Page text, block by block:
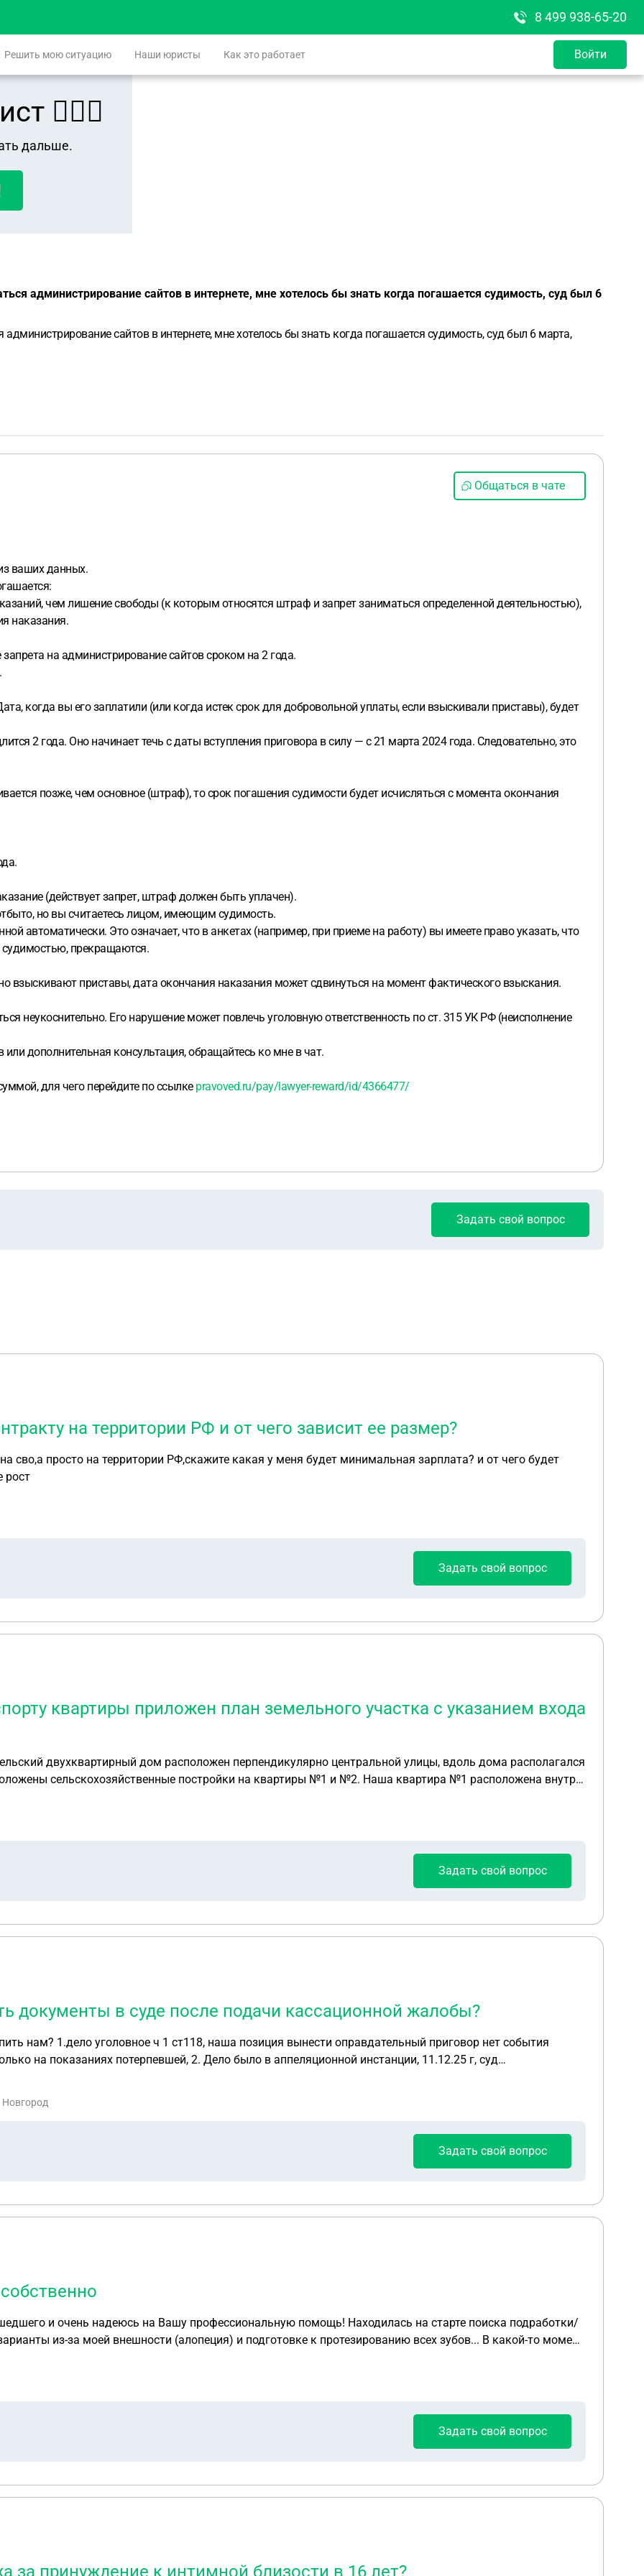
8 499 938-65-20
Решить мою ситуацию Наши юристы Как это работает Войти
👨🏻‍⚖️
дальше.
администрирование сайтов в интернете, мне хотелось бы знать когда погашается судимость, суд был 6
сайтов в интернете, мне хотелось бы знать когда погашается судимость, суд был 6 марта,
Общаться в чате
ваших данных.
чем лишение свободы (к которым относятся штраф и запрет заниматься определенной деятельностью),
наказания.
на администрирование сайтов сроком на 2 года.
когда вы его заплатили (или когда истек срок для добровольной уплаты, если взыскивали приставы), будет
2 года. Оно начинает течь с даты вступления приговора в силу — с 21 марта 2024 года. Следовательно, это
позже, чем основное (штраф), то срок погашения судимости будет исчисляться с момента окончания
(действует запрет, штраф должен быть уплачен).
но вы считаетесь лицом, имеющим судимость.
автоматически. Это означает, что в анкетах (например, при приеме на работу) вы имеете право указать, что
судимостью, прекращаются.
взыскивают приставы, дата окончания наказания может сдвинуться на момент фактического взыскания.
неукоснительно. Его нарушение может повлечь уголовную ответственность по ст. 315 УК РФ (неисполнение
дополнительная консультация, обращайтесь ко мне в чат.
для чего перейдите по ссылке pravoved.ru/pay/lawyer-reward/id/4366477/
Задать свой вопрос
на территории РФ и от чего зависит ее размер?
сво,а просто на территории РФ,скажите какая у меня будет минимальная зарплата? и от чего будет
рост
Задать свой вопрос
квартиры приложен план земельного участка с указанием входа
двухквартирный дом расположен перпендикулярно центральной улицы, вдоль дома располагался
же плана только с изменение номера квартиры)
Задать свой вопрос
документы в суде после подачи кассационной жалобы?
приговор нет события
на показаниях потерпевшей, 2. Дело было в аппеляционной инстанции, 11.12.25 г, суд
млелать ,чтоб дело не ушло или чтоб дело в кассации забраковали . 6 Разве есть закон ,чтоб
работы,должен придти в мировой и под сем то расписаться?
Задать свой вопрос
Задать свой вопрос
за принуждение к интимной близости в 16 лет?